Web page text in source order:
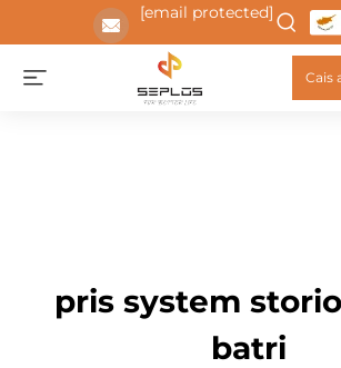
[email protected]
Cais
pris system
batri